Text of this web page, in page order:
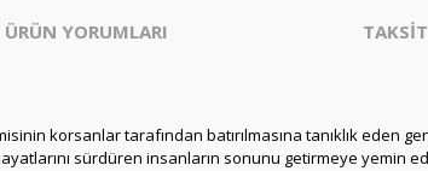
ÜRÜN YORUMLARI
korsanlar tarafından batırılmasına tanıklık eden
sürdüren insanların sonunu getirmeye